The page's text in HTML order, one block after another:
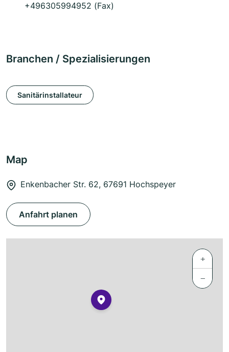
+496305994952 (Fax)
Branchen / Spezialisierungen
Sanitärinstallateur
Map
Enkenbacher Str. 62, 67691 Hochspeyer
Anfahrt planen
+
−